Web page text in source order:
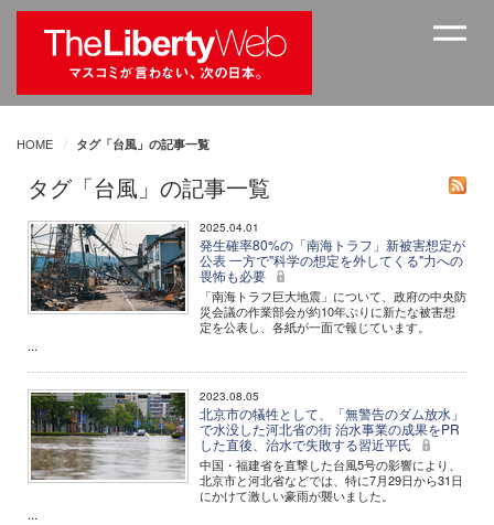
HOME タグ「台風」の記事一覧
タグ「台風」の記事一覧
2025.04.01
発生確率80%の「南海トラフ」新被害想定が
公表 一方で"科学の想定を外してくる"力への
畏怖も必要
「南海トラフ巨大地震」について、政府の中央防
災会議の作業部会が約10年ぶりに新たな被害想
定を公表し、各紙が一面で報じています。
...
2023.08.05
北京市の犠牲として、「無警告のダム放水」
で水没した河北省の街 治水事業の成果をPR
した直後、治水で失敗する習近平氏
中国・福建省を直撃した台風5号の影響により、
北京市と河北省などでは、特に7月29日から31日
にかけて激しい豪雨が襲いました。
...